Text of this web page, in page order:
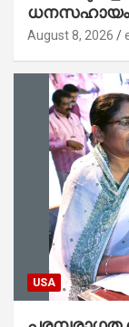
ധനസഹായം
August 8, 2026
USA